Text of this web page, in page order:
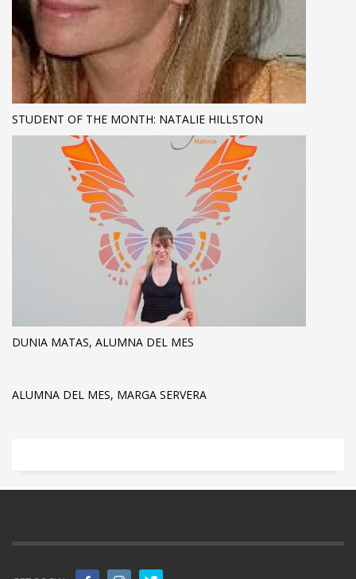
STUDENT OF THE MONTH: NATALIE HILLSTON
DUNIA MATAS, ALUMNA DEL MES
ALUMNA DEL MES, MARGA SERVERA